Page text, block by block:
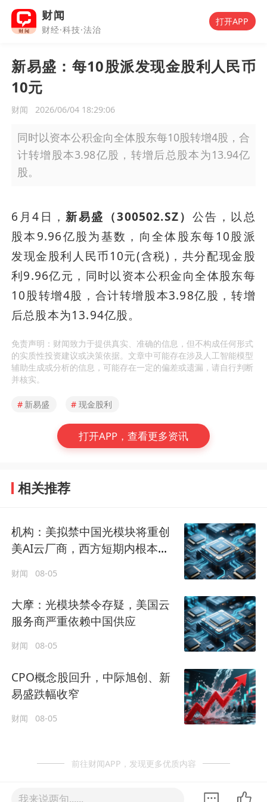
财闻
财经·科技·法治
打开APP
新易盛：每10股派发现金股利人民币
10元
财闻 2026/06/04 18:29:06
同时以资本公积金向全体股东每10股转增4股，合
计转增股本3.98亿股，转增后总股本为13.94亿
股。
6月4日，新易盛（300502.SZ） 公告，以总
股本9.96亿股为基数，向全体股东每10股派
发现金股利人民币10元(含税)，共分配现金股
利9.96亿元，同时以资本公积金向全体股东每
10股转增4股，合计转增股本3.98亿股，转增
后总股本为13.94亿股。
免责声明：财闻致力于提供真实、准确的信息，但不构成任何形式
的实质性投资建议或决策依据。文章中可能存在涉及人工智能模型
辅助生成或分析的信息，可能存在一定的偏差或遗漏，请自行判断
并核实。
# 新易盛 # 现金股利
打开APP，查看更多资讯
相关推荐
机构：美拟禁中国光模块将重创
美AI云厂商，西方短期内根本无
财闻 08-05
大摩：光模块禁令存疑，美国云
服务商严重依赖中国供应
财闻 08-05
CPO概念股回升，中际旭创、新
易盛跌幅收窄
财闻 08-05
前往财闻APP，发现更多优质内容
我来说两句......